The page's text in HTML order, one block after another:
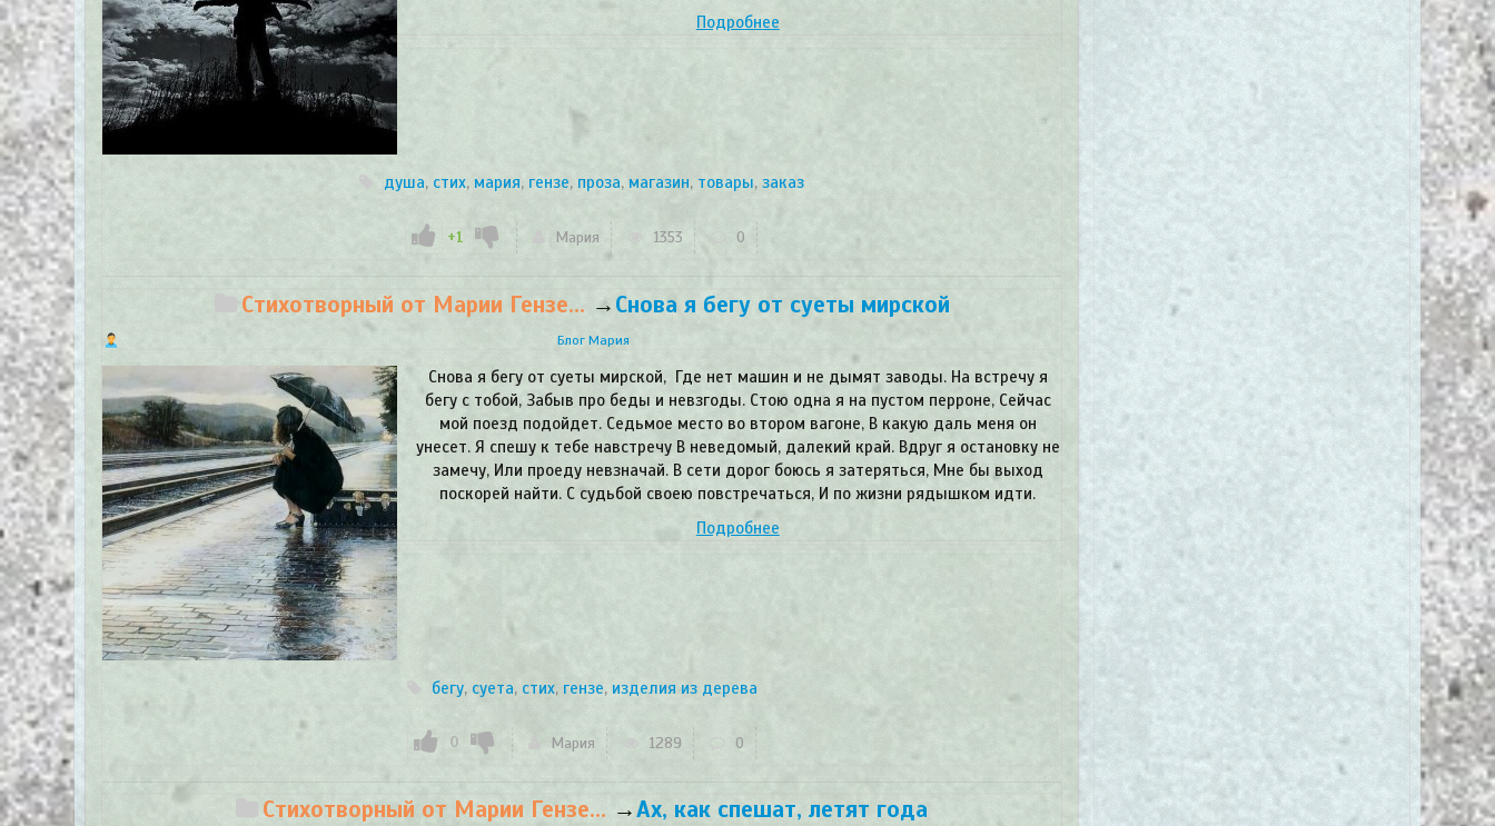
Подробнее
душа, стих, мария, гензе, проза, магазин, товары,заказ
+1 Мария 1353 0
Стихотворный от Марии Гензе... →​Снова я бегу от суеты мирской
Блог Мария
Снова я бегу от суеты мирской, Где нет машин и не дымят заводы. На встречу я
бегу с тобой, Забыв про беды и невзгоды. Стою одна я на пустом перроне, Сейчас
мой поезд подойдет. Седьмое место во втором вагоне, В какую даль меня он
унесет. Я спешу к тебе навстречу В неведомый, далекий край. Вдруг я остановку не
замечу, Или проеду невзначай. В сети дорог боюсь я затеряться, Мне бы выход
поскорей найти. С судьбой своею повстречаться, И по жизни рядышком идти.
Подробнее
бегу, суета, стих, гензе, изделия из дерева
0 Мария 1289 0
Стихотворный от Марии Гензе... →​Ах, как спешат, летят года